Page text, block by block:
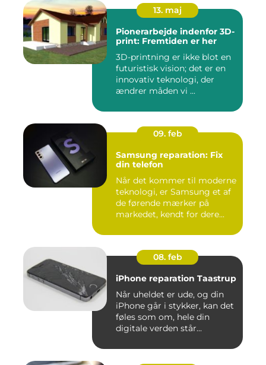
13. maj
Pionerarbejde indenfor 3D-
print: Fremtiden er her
3D-printning er ikke blot en
futuristisk vision; det er en
innovativ teknologi, der
ændrer måden vi ...
09. feb
Samsung reparation: Fix
din telefon
Når det kommer til moderne
teknologi, er Samsung et af
de førende mærker på
markedet, kendt for dere...
08. feb
iPhone reparation Taastrup
Når uheldet er ude, og din
iPhone går i stykker, kan det
føles som om, hele din
digitale verden står...